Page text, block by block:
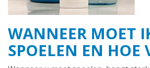
WANNEER MOET
SPOELEN EN HOE